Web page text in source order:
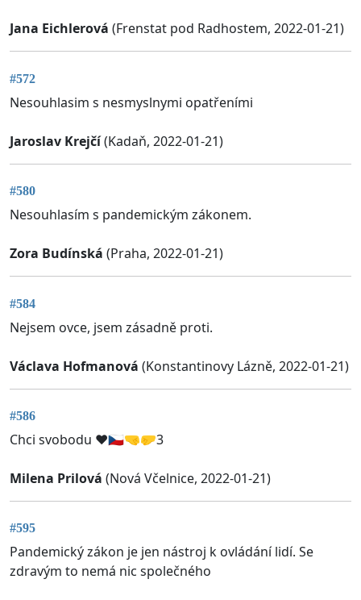
Jana Eichlerová (Frenstat pod Radhostem, 2022-01-21)
#572
Nesouhlasim s nesmyslnymi opatřeními
Jaroslav Krejčí(Kadaň, 2022-01-21)
#580
Nesouhlasím s pandemickým zákonem.
Zora Budínská (Praha, 2022-01-21)
#584
Nejsem ovce, jsem zásadně proti.
Václava Hofmanová (Konstantinovy Lázně, 2022-01-21)
#586
Chci svobodu ♥️🇨🇿🤜🤛3
Milena Prilová (Nová Včelnice, 2022-01-21)
#595
Pandemický zákon je jen nástroj k ovládání lidí. Se
zdravým to nemá nic společného